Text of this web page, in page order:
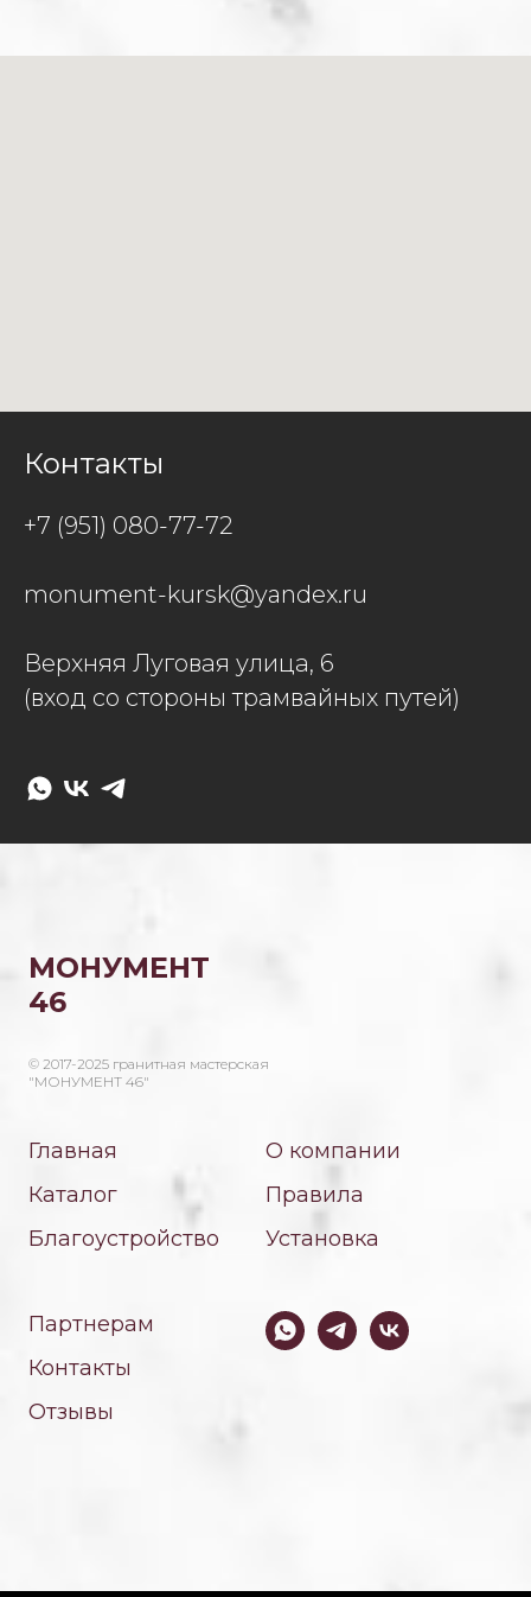
Контакты
+7 (951) 080-77-72
monument-kursk@yandex.ru
Верхняя Луговая улица, 6
(вход со стороны трамвайных путей)
МОНУМЕНТ
46
© 2017-2025 гранитная мастерская
"МОНУМЕНТ 46"
Главная
Каталог
Благоустройство
О компании
Правила
Установка
Партнерам
Контакты
Отзывы